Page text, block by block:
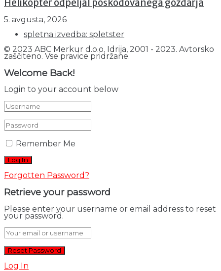
Helikopter odpeljal poškodovanega gozdarja
5. avgusta, 2026
spletna izvedba: spletster
© 2023 ABC Merkur d.o.o. Idrija, 2001 - 2023. Avtorsko
zaščiteno. Vse pravice pridržane.
Welcome Back!
Login to your account below
Remember Me
Forgotten Password?
Retrieve your password
Please enter your username or email address to reset
your password.
Log In